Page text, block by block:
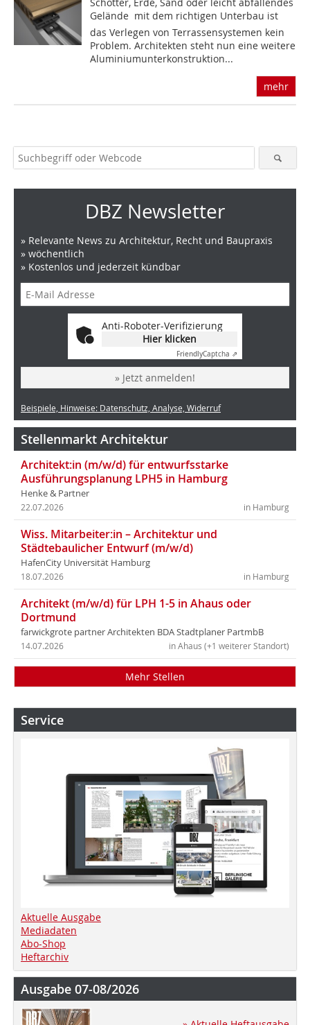
Schotter, Erde, Sand oder leicht abfallendes
Gelände  mit dem richtigen Unterbau ist
das Verlegen von Terrassensystemen kein
Problem. Architekten steht nun eine weitere
Aluminiumunterkonstruktion...
mehr
DBZ Newsletter
» Relevante News zu Architektur, Recht und Baupraxis
» wöchentlich
» Kostenlos und jederzeit kündbar
Anti-Roboter-Verifizierung
Hier klicken
FriendlyCaptcha ⇗
» Jetzt anmelden!
Beispiele, Hinweise: Datenschutz, Analyse, Widerruf
Stellenmarkt Architektur
Architekt:in (m/w/d) für entwurfsstarke
Ausführungsplanung LPH5 in Hamburg
Henke & Partner
in Hamburg
22.07.2026
Wiss. Mitarbeiter:in – Architektur und
Städtebaulicher Entwurf (m/w/d)
HafenCity Universität Hamburg
in Hamburg
18.07.2026
Architekt (m/w/d) für LPH 1-5 in Ahaus oder
Dortmund
farwickgrote partner Architekten BDA Stadtplaner PartmbB
in Ahaus (+1 weiterer Standort)
14.07.2026
Mehr Stellen
Service
Aktuelle Ausgabe
Mediadaten
Abo-Shop
Heftarchiv
Ausgabe 07-08/2026